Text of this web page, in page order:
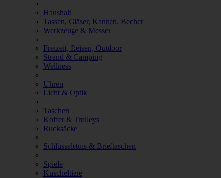
Haushalt
Tassen, Gläser, Kannen, Becher
Werkzeuge & Messer
Freizeit, Reisen, Outdoor
Strand & Camping
Wellness
Uhren
Licht & Optik
Taschen
Koffer & Trolleys
Rucksäcke
Schlüsseletuis & Brieftaschen
Spiele
Kuscheltiere